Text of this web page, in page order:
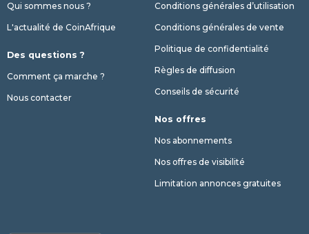
Qui sommes nous ?
L'actualité de CoinAfrique
Des questions ?
Comment ça marche ?
Nous contacter
Conditions générales d’utilisation
Conditions générales de vente
Politique de confidentialité
Règles de diffusion
Conseils de sécurité
Nos offres
Nos abonnements
Nos offres de visibilité
Limitation annonces gratuites